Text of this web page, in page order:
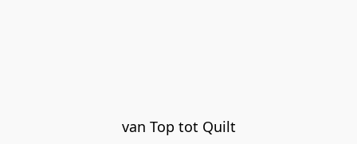
van Top tot Quilt